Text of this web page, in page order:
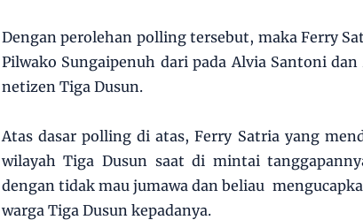
Dengan perolehan polling tersebut, maka Ferry
Pilwako Sungaipenuh dari pada Alvia Santoni
netizen Tiga Dusun.
Atas dasar polling di atas, Ferry Satria yang
wilayah Tiga Dusun saat di mintai
dengan tidak mau jumawa dan beliau
warga Tiga Dusun kepadanya.